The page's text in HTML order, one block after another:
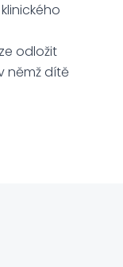
odložit
němž dítě